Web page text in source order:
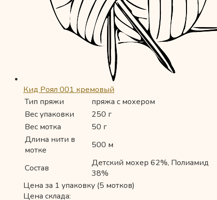
Кид Роял 001 кремовый
Тип пряжи
пряжа с мохером
Вес упаковки
250 г
Вес мотка
50 г
Длина нити в
мотке
500 м
Состав
Детский мохер 62%, Полиамид
38%
Цена за 1 упаковку (5 мотков)
Цена склада: